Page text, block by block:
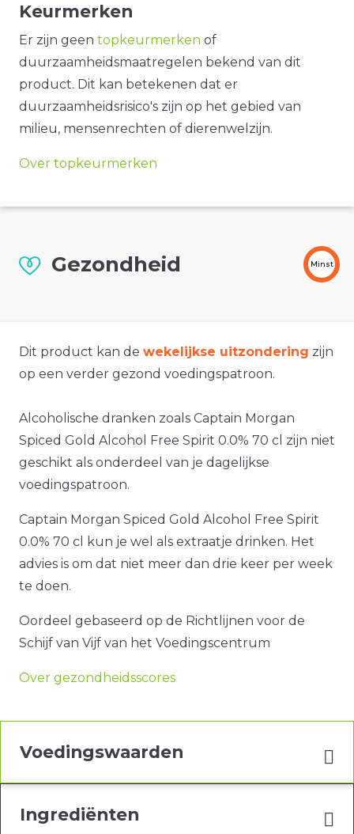
Keurmerken
Er zijn geen topkeurmerken of
duurzaamheidsmaatregelen bekend van dit
product. Dit kan betekenen dat er
duurzaamheidsrisico's zijn op het gebied van
milieu, mensenrechten of dierenwelzijn.
Over topkeurmerken
Gezondheid Minst
Dit product kan de wekelijkse uitzondering zijn
op een verder gezond voedingspatroon.
Alcoholische dranken zoals Captain Morgan
Spiced Gold Alcohol Free Spirit 0.0% 70 cl zijn niet
geschikt als onderdeel van je dagelijkse
voedingspatroon.
Captain Morgan Spiced Gold Alcohol Free Spirit
0.0% 70 cl kun je wel als extraatje drinken. Het
advies is om dat niet meer dan drie keer per week
te doen.
Oordeel gebaseerd op de Richtlijnen voor de
Schijf van Vijf van het Voedingscentrum
Over gezondheidsscores
Voedingswaarden
Ingrediënten